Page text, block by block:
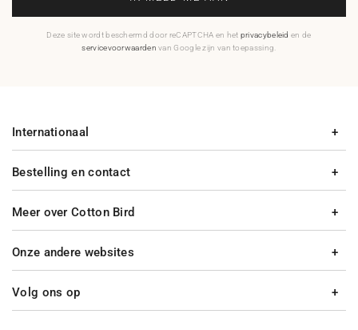
Deze site wordt beschermd door reCAPTCHA en het privacybeleid en de
servicevoorwaarden van Google zijn van toepassing.
Bestelling en contact
Meer over Cotton Bird
Internationaal
Onze andere websites
Volg ons op